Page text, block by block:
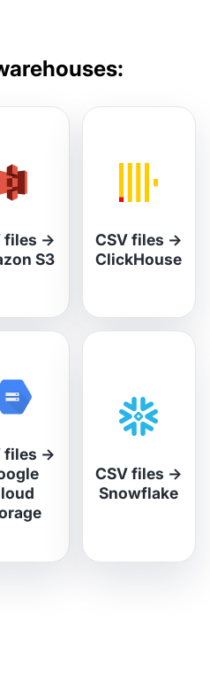
files →
S3
CSV files →
ClickHouse
files →
CSV files →
Snowflake